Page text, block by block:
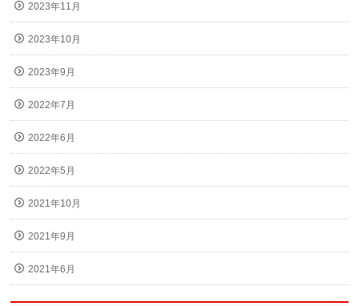
2023年11月
2023年10月
2023年9月
2022年7月
2022年6月
2022年5月
2021年10月
2021年9月
2021年6月